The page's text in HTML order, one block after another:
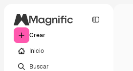
Crear
Inicio
Buscar